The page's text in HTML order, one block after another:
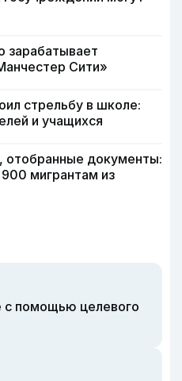
зарабатывает
Сити»
стрельбу в школе:
и учащихся
отобранные документы:
мигрантам из
с помощью целевого